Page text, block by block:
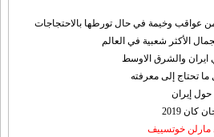
عواقب وخيمة في حال تورطها بالاحتجاجات
الأكثر شعبية في العالم
ايران والشرق الاوسط
ما تحتاج إلى معرفته
إيران
مارلن خوتسييف